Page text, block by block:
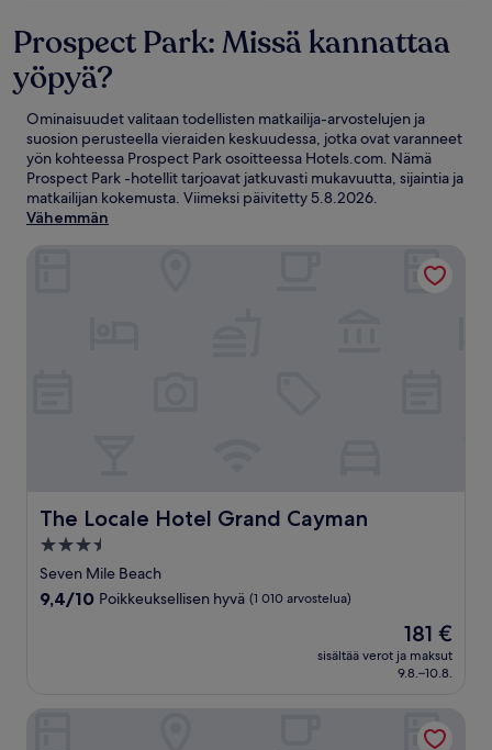
Prospect Park: Missä kannattaa
yöpyä?
Ominaisuudet valitaan todellisten matkailija-arvostelujen ja
suosion perusteella vieraiden keskuudessa, jotka ovat varanneet
yön kohteessa Prospect Park osoitteessa Hotels.com. Nämä
Prospect Park -hotellit tarjoavat jatkuvasti mukavuutta, sijaintia ja
matkailijan kokemusta. Viimeksi päivitetty5.8.2026.
Vähemmän
The Locale Hotel Grand Cayman
The Locale Hotel Grand Cayman
3.5
tähden
majoituspaikka
Seven Mile Beach
9.4
arvostelua)
9,4/10 Poikkeuksellisen hyvä (1 010 arvostelua)
Hinta
on
181 €
181 €
sisältää verot ja maksut
9.8.–10.8.
Hampton by Hilton Grand Cayman Seven Mile Beach